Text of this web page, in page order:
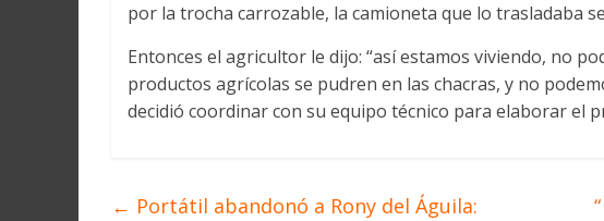
por la trocha carrozable, la camioneta que lo trasladaba
Entonces el agricultor le dijo: “así estamos viviendo, no
productos agrícolas se pudren en las chacras, y no
decidió coordinar con su equipo técnico para elaborar el
← Portátil abandonó a Rony del Águila: